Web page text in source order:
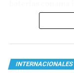
INTERNACIONALES